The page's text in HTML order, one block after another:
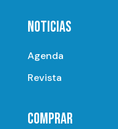
NOTICIAS
Agenda
Revista
COMPRAR